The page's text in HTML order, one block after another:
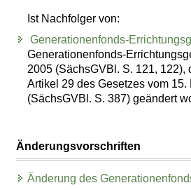
Ist Nachfolger von:
Generationenfonds-
Generationenfonds-
2005 (SächsGVBl. S. 121, 122),
Artikel 29 des Gesetzes vom
(SächsGVBl. S. 387) geändert
Änderungsvorschriften
Änderung des